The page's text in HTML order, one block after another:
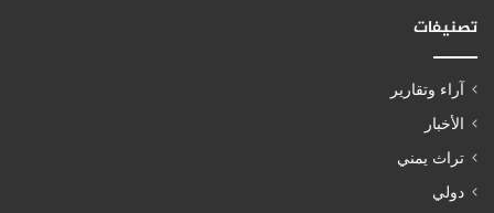
تصنيفات
آراء وتقارير
الأخبار
تراث يمني
دولي